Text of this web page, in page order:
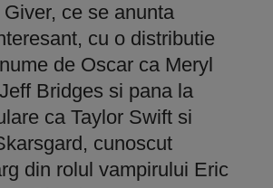
ce se anunta
cu o distributie
de Oscar ca Meryl
Bridges si pana la
ca Taylor Swift si
cunoscut
din rolul vampirului Eric